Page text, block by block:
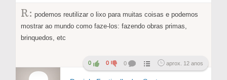
R: podemos reutilizar o lixo para muitas coisas e podemos
mostrar ao mundo como faze-los: fazendo obras primas,
brinquedos, etc
0 0 0 aprox. 12 anos